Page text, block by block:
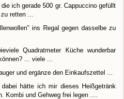
ich gerade 500 gr. Cappuccino gefüllt
retten ...
ins Regal gegen dasselbe zu
Quadratmeter Küche wunderbar
... viele ...
und ergänze den Einkaufszettel ...
hätte ich mir dieses Heißgetränk
Kombi und Gehweg frei legen ....